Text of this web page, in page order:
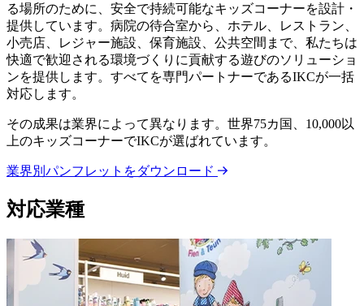
る場所のために、安全で持続可能なキッズコーナーを設計・
提供しています。病院の待合室から、ホテル、レストラン、
小売店、レジャー施設、保育施設、公共空間まで、私たちは
快適で歓迎される環境づくりに貢献する遊びのソリューショ
ンを提供します。すべてを専門パートナーであるIKCが一括
対応します。
その成果は業界によって異なります。世界75カ国、10,000以
上のキッズコーナーでIKCが選ばれています。
業界別パンフレットをダウンロード
対応業種